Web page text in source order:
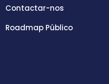
Contactar-nos
Roadmap Público